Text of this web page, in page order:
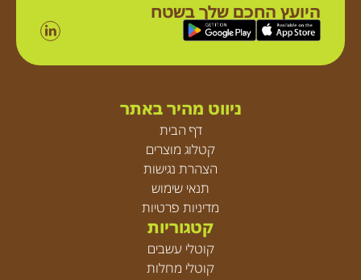
היועץ החכם שלך בשטח
ניווט מהיר באתר
דף הבית
קטלוג מוצרים
הצהרת נגישות
תנאי שימוש
מדיניות פרטיות
קטגוריות
קוטלי עשבים
קוטלי מחלות